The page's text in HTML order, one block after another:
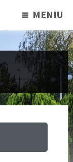
MENIU